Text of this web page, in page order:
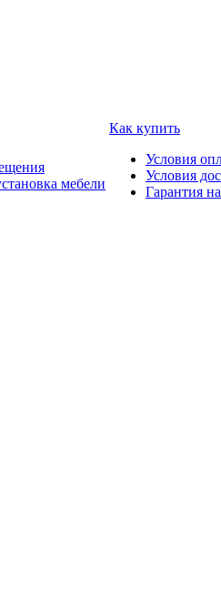
мебели
Как купить
Условия
Условия
Гарантия